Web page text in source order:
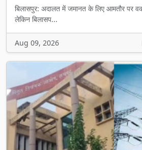
बिलासपुर: अदालत में जमानत के लिए आमतौर पर
लेकिन बिलासप...
Aug 09, 2026